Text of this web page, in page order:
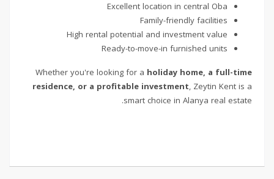
Excellent location in central Oba
Family-friendly facilities
High rental potential and investment value
Ready-to-move-in furnished units
Whether you're looking for a holiday home, a full-time
residence, or a profitable investment, Zeytin Kent is a
smart choice in Alanya real estate.